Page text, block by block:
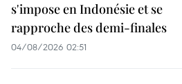
s'impose en Indonésie et se
rapproche des demi-finales
04/08/2026 02:51